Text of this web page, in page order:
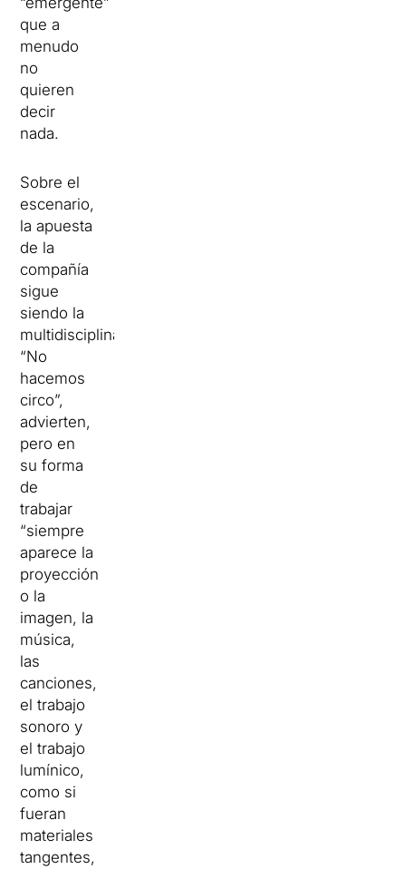
que a
menudo
no
quieren
decir
nada.
Sobre el
escenario,
la apuesta
de la
compañía
sigue
siendo la
multidisciplinariedad.
“No
hacemos
circo”,
advierten,
pero en
su forma
de
trabajar
“siempre
aparece la
proyección
o la
imagen, la
música,
las
canciones,
el trabajo
sonoro y
el trabajo
lumínico,
como si
fueran
materiales
tangentes,